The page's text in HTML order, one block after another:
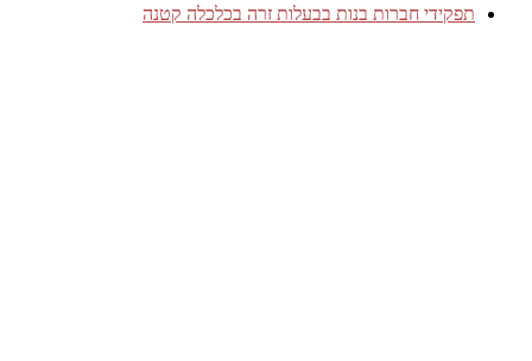
תפקידי חברות בנות בבעלות זרה בכלכלה קטנה